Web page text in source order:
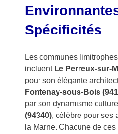
Spécificités
Les communes
incluent Le Perreux-sur-
pour son élégante
Fontenay-sous-Bois
par son dynamisme
(94340), célèbre pour ses
la Marne. Chacune de